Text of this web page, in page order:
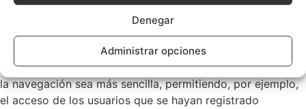
Denegar
Administrar opciones
no se utilizarán para la recogida de los mismos.
Mediante el uso de cookies también es posible que el
servidor donde se encuentra la web reconozca el
navegador utilizado por el usuario con la finalidad de que
la navegación sea más sencilla, permitiendo, por ejemplo,
el acceso de los usuarios que se hayan registrado